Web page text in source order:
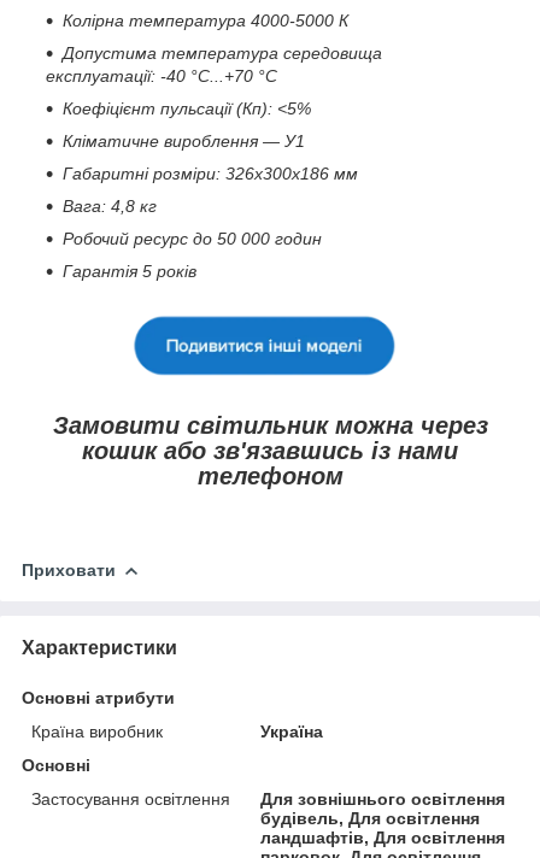
Колірна температура 4000-5000 К
Допустима температура середовища
експлуатації: -40 °C...+70 °C
Коефіцієнт пульсації (Кп): <5%
Кліматичне вироблення — У1
Габаритні розміри: 326х300х186 мм
Вага: 4,8 кг
Робочий ресурс до 50 000 годин
Гарантія 5 років
Замовити світильник можна через
кошик або зв'язавшись із нами
телефоном
Приховати
Характеристики
Основні атрибути
Країна виробник
Україна
Основні
Застосування освітлення
Для зовнішнього освітлення
будівель, Для освітлення
ландшафтів, Для освітлення